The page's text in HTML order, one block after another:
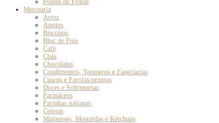
Polpas de Frutas
Mercearia
Arroz
Azeites
Biscoitos
Bloc de Foie
Café
Chás
Chocolates
Condimentos, Temperos e Especiarias
Cuscus e Farofas prontas
Doces e Sobremesas
Farináceos
Farinhas italianas
Geleias
Maioneses, Mostardas e Ketchups